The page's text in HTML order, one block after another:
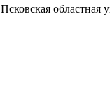
Псковская областная